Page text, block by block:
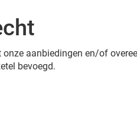
aanbiedingen en/of
bevoegd.